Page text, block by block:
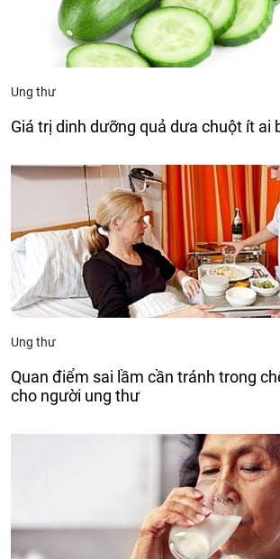
Ung thư
Giá trị dinh dưỡng quả dưa chuột ít ai
Ung thư
Quan điểm sai lầm cần tránh trong
cho người ung thư